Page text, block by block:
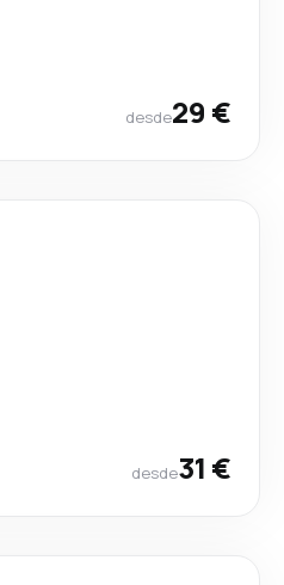
desde29 €
desde31 €